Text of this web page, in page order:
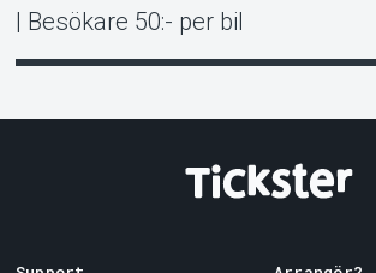
| Besökare 50:- per bil